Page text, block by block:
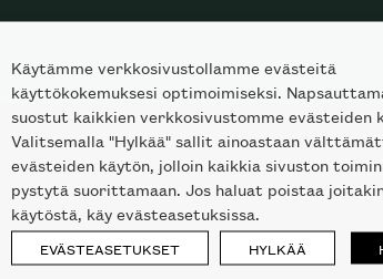
Käytämme verkkosivustollamme evästeitä
käyttökokemuksesi optimoimiseksi.
suostut kaikkien verkkosivustomme evästeiden
Valitsemalla "Hylkää" sallit ainoastaan
evästeiden käytön, jolloin kaikkia sivuston
pystytä suorittamaan. Jos haluat poistaa
käytöstä, käy evästeasetuksissa.
EVÄSTEASETUKSET HYLKÄÄ